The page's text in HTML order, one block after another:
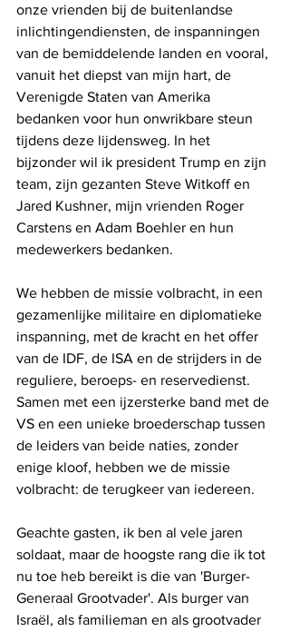
onze vrienden bij de buitenlandse
inlichtingendiensten, de inspanningen
van de bemiddelende landen en vooral,
vanuit het diepst van mijn hart, de
Verenigde Staten van Amerika
bedanken voor hun onwrikbare steun
tijdens deze lijdensweg. In het
bijzonder wil ik president Trump en zijn
team, zijn gezanten Steve Witkoff en
Jared Kushner, mijn vrienden Roger
Carstens en Adam Boehler en hun
medewerkers bedanken.
We hebben de missie volbracht, in een
gezamenlijke militaire en diplomatieke
inspanning, met de kracht en het offer
van de IDF, de ISA en de strijders in de
reguliere, beroeps- en reservedienst.
Samen met een ijzersterke band met de
VS en een unieke broederschap tussen
de leiders van beide naties, zonder
enige kloof, hebben we de missie
volbracht: de terugkeer van iedereen.
Geachte gasten, ik ben al vele jaren
soldaat, maar de hoogste rang die ik tot
nu toe heb bereikt is die van 'Burger-
Generaal Grootvader'. Als burger van
Israël, als familieman en als grootvader